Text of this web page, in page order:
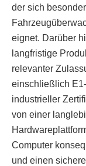
der sich
eignet. Darüber
langfristige
relevanter
einschließlich
industrieller
von einer
Computer
und einen